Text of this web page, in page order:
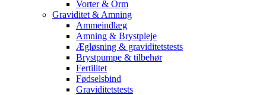
Vorter & Orm
Graviditet & Amning
Ammeindlæg
Amning & Brystpleje
Ægløsning & graviditetstests
Brystpumpe & tilbehør
Fertilitet
Fødselsbind
Graviditetstests